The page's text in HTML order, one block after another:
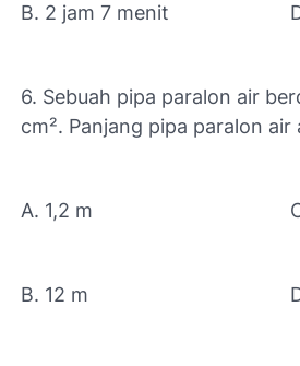
B. 2 jam 7 menit
6. Sebuah pipa paralon air
cm². Panjang pipa paralon air
A. 1,2 m
B. 12 m